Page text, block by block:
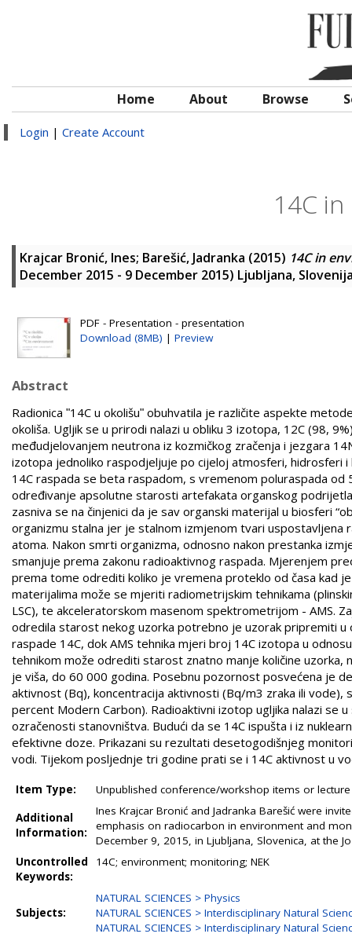
Home About Browse
Login | Create Account
14C
Krajcar Bronić, Ines; Barešić, Jadranka (2015) 14C in
December 2015 - 9 December 2015) Ljubljana,
PDF - Presentation - presentation
Download (8MB) | Preview
Abstract
Radionica ʺ14C u okolišuʺ obuhvatila je različite aspekte
okoliša. Ugljik se u prirodi nalazi u obliku 3 izotopa, 12C (98,
međudjelovanjem neutrona iz kozmičkog zračenja i jezgara
izotopa jednoliko raspodjeljuje po cijeloj atmosferi, hidrosferi i
14C raspada se beta raspadom, s vremenom poluraspada
određivanje apsolutne starosti artefakata organskog
zasniva se na činjenici da je sav organski materijal u biosferi
organizmu stalna jer je stalnom izmjenom tvari uspostavljena
atoma. Nakon smrti organizma, odnosno nakon prestanka
smanjuje prema zakonu radioaktivnog raspada. Mjerenjem
prema tome odrediti koliko je vremena proteklo od časa kad
materijalima može se mjeriti radiometrijskim tehnikama
LSC), te akceleratorskom masenom spektrometrijom - AMS.
odredila starost nekog uzorka potrebno je uzorak pripremiti
raspade 14C, dok AMS tehnika mjeri broj 14C izotopa u
tehnikom može odrediti starost znatno manje količine uzorka,
je viša, do 60 000 godina. Posebnu pozornost posvećena je
aktivnost (Bq), koncentracija aktivnosti (Bq/m3 zraka ili vode),
percent Modern Carbon). Radioaktivni izotop ugljika nalazi se
ozračenosti stanovništva. Budući da se 14C ispušta i iz
efektivne doze. Prikazani su rezultati desetogodišnjeg
vodi. Tijekom posljednje tri godine prati se i 14C aktivnost u
Item Type:
Unpublished conference/workshop items or
Additional
Information:
Ines Krajcar Bronić and Jadranka Barešić were
emphasis on radiocarbon in environment and
December 9, 2015, in Ljubljana, Slovenica, at the
Uncontrolled
Keywords:
14C; environment; monitoring; NEK
Subjects:
NATURAL SCIENCES > Physics
NATURAL SCIENCES > Interdisciplinary Natural
NATURAL SCIENCES > Interdisciplinary Natural